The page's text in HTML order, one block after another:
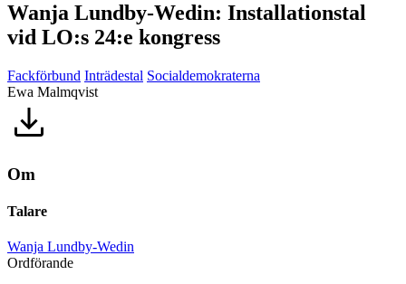
Wanja Lundby-Wedin: Installationstal
vid LO:s 24:e kongress
Fackförbund Inträdestal Socialdemokraterna
Ewa Malmqvist
Om
Talare
Wanja Lundby-Wedin
Ordförande